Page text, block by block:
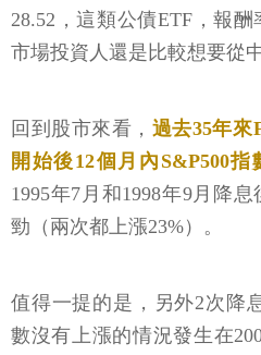
28.52，這類公債ETF，報
市場投資人還是比較想要從
回到股市來看， 過去35年來
開始後12個月內S&P500
1995年7月和1998年9月降
勁（兩次都上漲23%）。
值得一提的是，另外2次降
數沒有上漲的情況發生在